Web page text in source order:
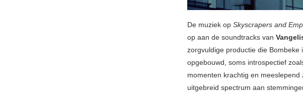
De muziek op Skyscrapers and
op aan de soundtracks van
zorgvuldige productie die
opgebouwd, soms introspectief
momenten krachtig en meeslepend
uitgebreid spectrum aan